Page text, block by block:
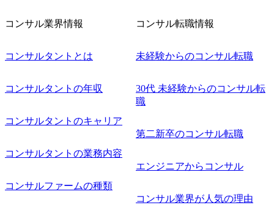
上げていきたい ・サービスやソリューションに捉われず、
でのプロジェクトに参画し、自身のスキルアップを図りた
規事業開発にも興味があり、ゆくゆくはチャレンジしてみ
コンサル業界情報
コンサルタントとは
コンサルタントの年収
コンサルタントのキャリア
コンサルタントの業務内容
コンサルファームの種類
コンサル転職情報
未経験からのコンサル転職
30代 未経験からのコンサル転
職
第二新卒のコンサル転職
エンジニアからコンサル
コンサル業界が人気の理由